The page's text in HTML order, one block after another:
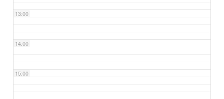
13:00
14:00
15:00